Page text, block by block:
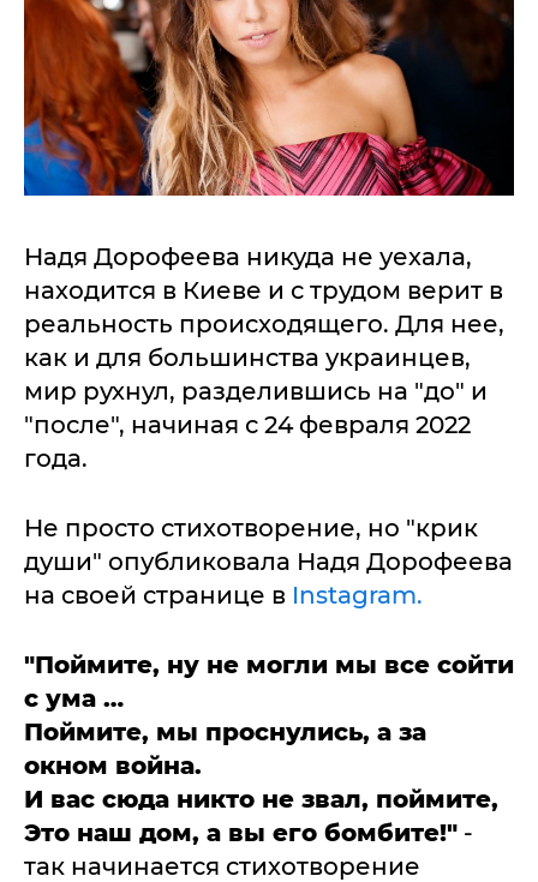
Надя Дорофеева никуда не уехала,
находится в Киеве и с трудом верит в
реальность происходящего. Для нее,
как и для большинства украинцев,
мир рухнул, разделившись на "до" и
"после", начиная с 24 февраля 2022
года.
Не просто стихотворение, но "крик
души" опубликовала Надя Дорофеева
на своей странице в Instagram.
"Поймите, ну не могли мы все сойти
с ума …
Поймите, мы проснулись, а за
окном война.
И вас сюда никто не звал, поймите,
Это наш дом, а вы его бомбите!" -
так начинается стихотворение